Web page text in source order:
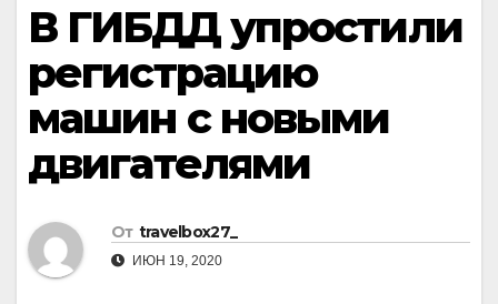
В ГИБДД упростили
регистрацию
машин с новыми
двигателями
От travelbox27_
ИЮН 19, 2020